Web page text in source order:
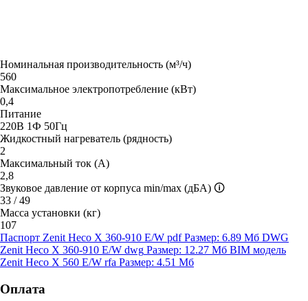
Номинальная производительность (м³/ч)
560
Максимальное электропотребление (кВт)
0,4
Питание
220В 1Ф 50Гц
Жидкостный нагреватель (рядность)
2
Максимальный ток (А)
2,8
Звуковое давление от корпуса min/max (дБА) 🛈
33 / 49
Масса установки (кг)
107
Паспорт Zenit Heco X 360-910 E/W pdf Размер: 6.89 Мб DWG
Zenit Heco X 360-910 E/W dwg Размер: 12.27 Мб BIM модель
Zenit Heco X 560 E/W rfa Размер: 4.51 Мб
Оплата